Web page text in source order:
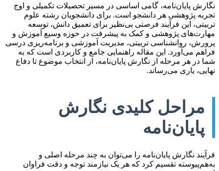
نگارش پایان‌نامه، گامی اساسی در مسیر تحصیلات تکمیلی و اوج
تجربه پژوهشی هر دانشجو است. برای دانشجویان رشته‌ علوم
تربیتی، این فرآیند فرصتی بی‌نظیر برای تعمیق دانش، توسعه
مهارت‌های پژوهشی و کمک به پیشرفت در حوزه وسیع آموزش و
پرورش، روانشناسی تربیتی، مدیریت آموزشی و برنامه‌ریزی درسی
فراهم می‌آورد. این مقاله راهنمایی جامع و کاربردی است که به
شما در هر مرحله از نگارش پایان‌نامه، از انتخاب موضوع تا دفاع
نهایی، یاری می‌رساند.
مراحل کلیدی نگارش
پایان‌نامه
فرآیند نگارش پایان‌نامه را می‌توان به چند مرحله اصلی و
به‌هم‌پیوسته تقسیم کرد که هر یک نیازمند توجه و دقت فراوان